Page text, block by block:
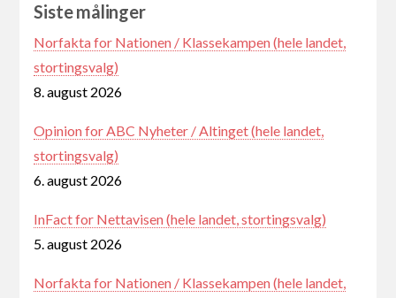
Siste målinger
Norfakta for Nationen / Klassekampen (hele landet,
stortingsvalg)
8. august 2026
Opinion for ABC Nyheter / Altinget (hele landet,
stortingsvalg)
6. august 2026
InFact for Nettavisen (hele landet, stortingsvalg)
5. august 2026
Norfakta for Nationen / Klassekampen (hele landet,